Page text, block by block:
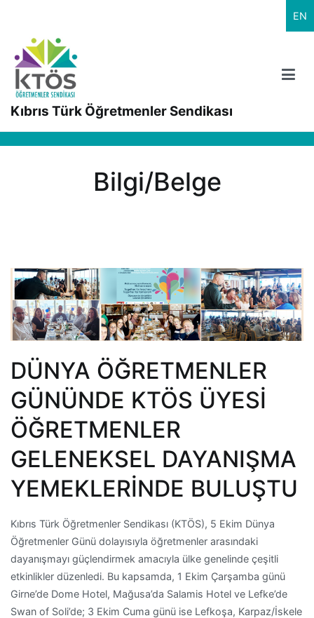
EN
Kıbrıs Türk Öğretmenler Sendikası
Bilgi/Belge
DÜNYA ÖĞRETMENLER
GÜNÜNDE KTÖS ÜYESİ
ÖĞRETMENLER
GELENEKSEL DAYANIŞMA
YEMEKLERİNDE BULUŞTU
Kıbrıs Türk Öğretmenler Sendikası (KTÖS), 5 Ekim Dünya
Öğretmenler Günü dolayısıyla öğretmenler arasındaki
dayanışmayı güçlendirmek amacıyla ülke genelinde çeşitli
etkinlikler düzenledi. Bu kapsamda, 1 Ekim Çarşamba günü
Girne’de Dome Hotel, Mağusa’da Salamis Hotel ve Lefke’de
Swan of Soli’de; 3 Ekim Cuma günü ise Lefkoşa, Karpaz/İskele